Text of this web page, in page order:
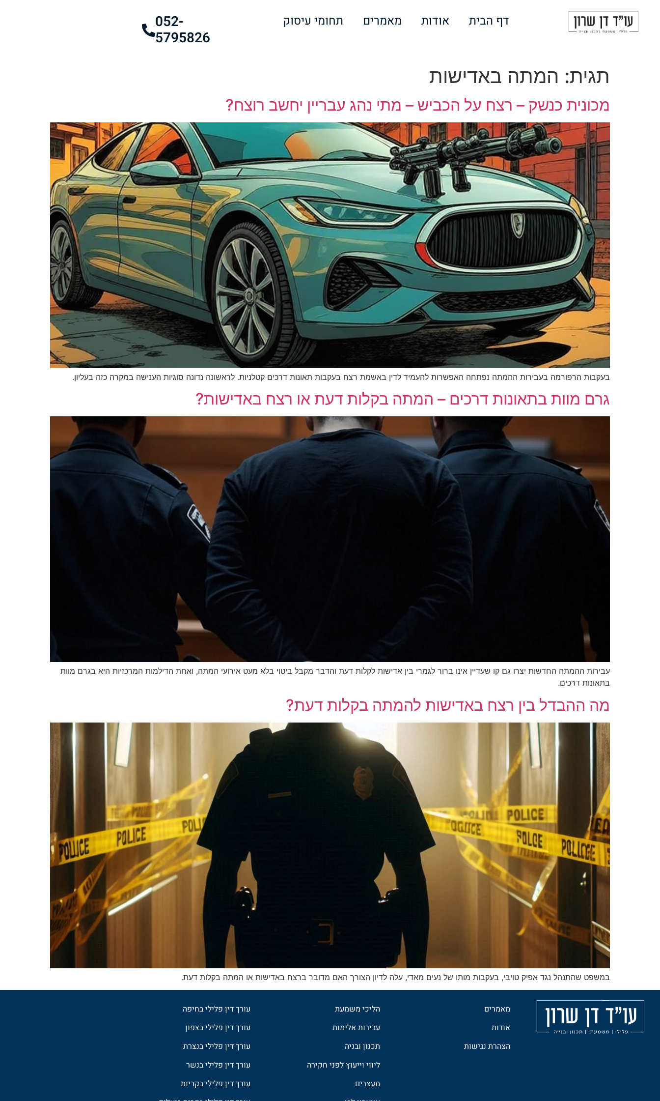
דף הבית אודות מאמרים תחומי עיסוק
052-
5795826
תגית: המתה באדישות
מכונית כנשק – רצח על הכביש – מתי נהג עבריין יחשב רוצח?
בעקבות הרפורמה בעבירות ההמתה נפתחה האפשרות להעמיד לדין באשמת רצח בעקבות תאונות דרכים קטלניות. לראשונה נדונה סוגיות הענישה במקרה כזה בעליון.
גרם מוות בתאונות דרכים – המתה בקלות דעת או רצח באדישות?
עבירות ההמתה החדשות יצרו גם קו שעדיין אינו ברור לגמרי בין אדישות לקלות דעת והדבר מקבל ביטוי בלא מעט אירועי המתה, ואחת הדילמות המרכזיות היא בגרם מוות
בתאונות דרכים.
מה ההבדל בין רצח באדישות להמתה בקלות דעת?
במשפט שהתנהל נגד אפיק טויבי, בעקבות מותו של נעים מאדי, עלה לדיון הצורך האם מדובר ברצח באדישות או המתה בקלות דעת.
מאמרים
אודות
הצהרת נגישות
הליכי משמעת
עבירות אלימות
תכנון ובניה
ליווי וייעוץ לפני חקירה
מעצרים
עורך דין פלילי בחיפה
עורך דין פלילי בצפון
עורך דין פלילי בנצרת
עורך דין פלילי בנשר
עורך דין פלילי בקריות